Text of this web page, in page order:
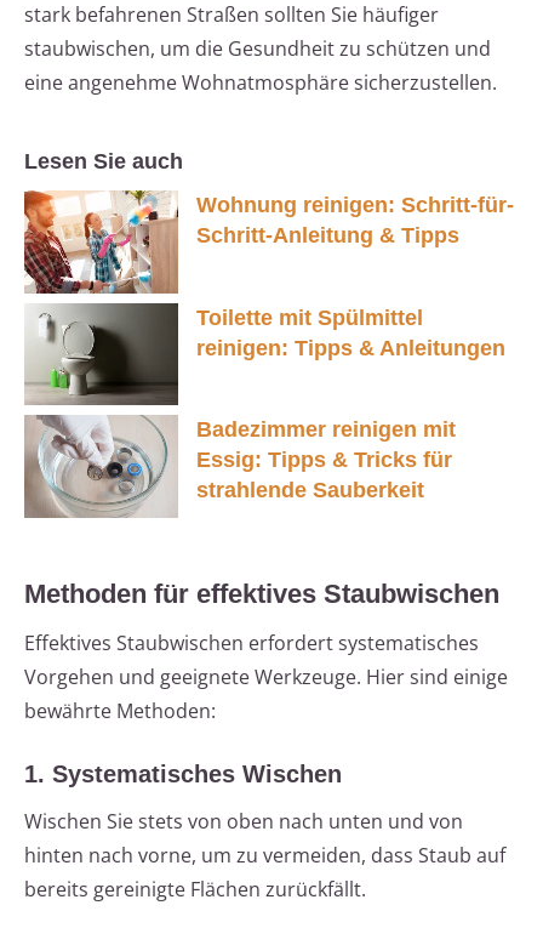
stark befahrenen Straßen sollten Sie häufiger
staubwischen, um die Gesundheit zu schützen und
eine angenehme Wohnatmosphäre sicherzustellen.
Lesen Sie auch
Wohnung reinigen: Schritt-für-
Schritt-Anleitung & Tipps
Toilette mit Spülmittel
reinigen: Tipps & Anleitungen
Badezimmer reinigen mit
Essig: Tipps & Tricks für
strahlende Sauberkeit
Methoden für effektives Staubwischen
Effektives Staubwischen erfordert systematisches
Vorgehen und geeignete Werkzeuge. Hier sind einige
bewährte Methoden:
1. Systematisches Wischen
Wischen Sie stets von oben nach unten und von
hinten nach vorne, um zu vermeiden, dass Staub auf
bereits gereinigte Flächen zurückfällt.